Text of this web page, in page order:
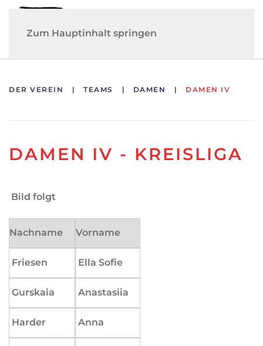
Zum Hauptinhalt springen
DER VEREIN TEAMS DAMEN DAMEN IV
DAMEN IV - KREISLIGA
Bild folgt
Nachname Vorname
Friesen Ella Sofie
Gurskaia Anastasiia
Harder Anna